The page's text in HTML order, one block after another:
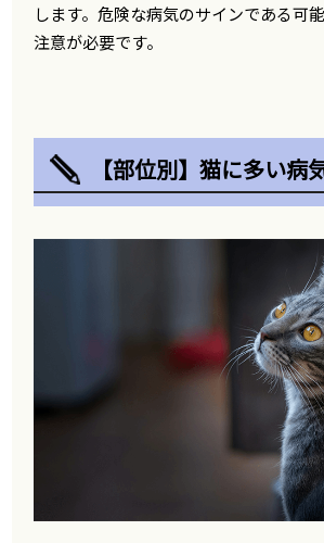
します。危険な病気のサインである可
注意が必要です。
【部位別】猫に多い病